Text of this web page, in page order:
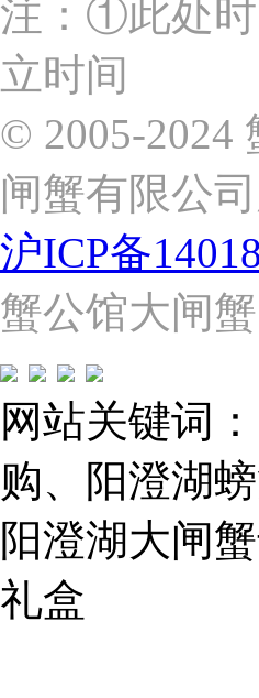
海
市
浦
东
区
杨
路
号
（靠
近
苗
圃
路）
Tel:
021-
62243579
E-
mail:
859749344@qq.com
1019225591
注：①此处时
立时间
© 2005-2024
闸蟹有限公
沪ICP备
蟹公馆大闸
网站关键词
购、阳澄湖
阳澄湖大闸
礼盒